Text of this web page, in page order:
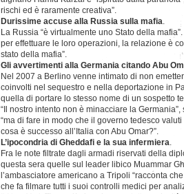
rischi ed è raramente creativa”.
Durissime accuse alla Russia sulla mafia.
La Russia “è virtualmente uno Stato della
per effettuare le loro operazioni, la relazione è
stato della mafia”.
Gli avvertimenti alla Germania citando Abu
Nel 2007 a Berlino venne intimato di non
coinvolti nel sequestro e nella deportazione in
quella di portare lo stesso nome di un sospetto
“Il nostro intento non è minacciare la
“ma di fare in modo che il governo tedesco
cosa è successo all’Italia con Abu Omar?”.
L’ipocondria di Gheddafi e la sua infermiera.
Fra le note filtrate dagli armadi riservati della
questa sera quelle sul leader libico Muammar
l’ambasciatore americano a Tripoli “racconta
che fa filmare tutti i suoi controlli medici per